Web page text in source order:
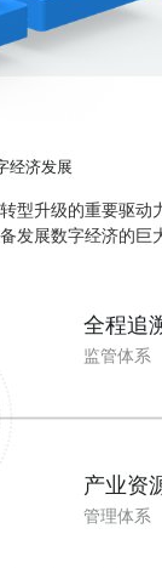
经济发展
型升级的重要驱动
发展数字经济的巨
全程追
监管体系
产业资
管理体系